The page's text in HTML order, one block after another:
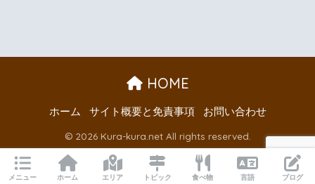
HOME
ホーム サイト概要と免責事項 お問い合わせ
© 2026 Kura-kura.net All rights reserved.
メニュー ホーム エリア トピック 食べ物 言語 ブログ